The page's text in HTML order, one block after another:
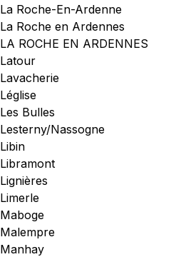
La Roche-En-Ardenne
La Roche en Ardennes
LA ROCHE EN ARDENNES
Latour
Lavacherie
Léglise
Les Bulles
Lesterny/Nassogne
Libin
Libramont
Lignières
Limerle
Maboge
Malempre
Manhay